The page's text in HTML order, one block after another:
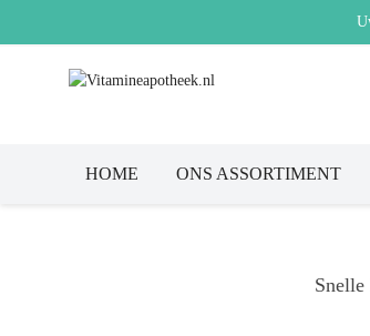
HOME ONS ASSORTIMENT